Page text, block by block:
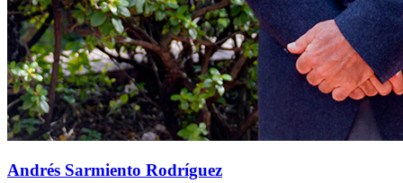
Andrés Sarmiento Rodríguez